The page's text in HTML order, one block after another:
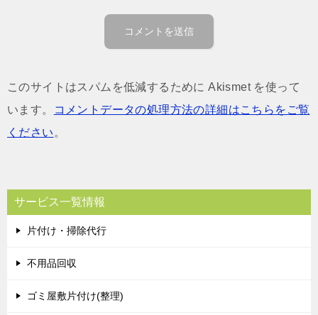
このサイトはスパムを低減するために Akismet を使って
います。
コメントデータの処理方法の詳細はこちらをご覧
ください 。
サービス一覧情報
片付け・掃除代行
不用品回収
ゴミ屋敷片付け(整理)